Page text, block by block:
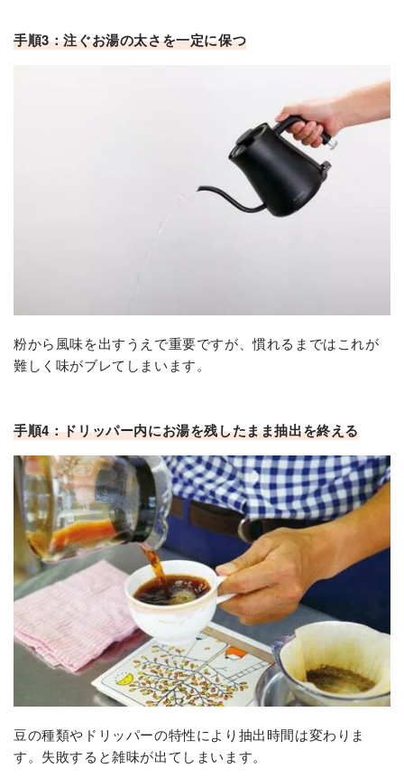
手順3：注ぐお湯の太さを一定に保つ
粉から風味を出すうえで重要ですが、慣れるまではこれが
難しく味がブレてしまいます。
手順4：ドリッパー内にお湯を残したまま抽出を終える
豆の種類やドリッパーの特性により抽出時間は変わりま
す。失敗すると雑味が出てしまいます。